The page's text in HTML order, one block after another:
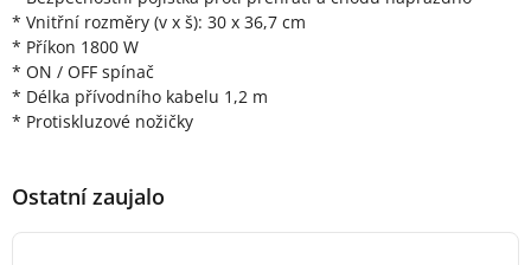
* Vnitřní rozměry (v x š): 30 x 36,7 cm
* Příkon 1800 W
* ON / OFF spínač
* Délka přívodního kabelu 1,2 m
* Protiskluzové nožičky
Ostatní zaujalo